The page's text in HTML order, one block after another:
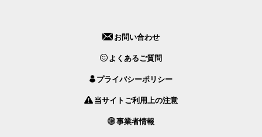
お問い合わせ
よくあるご質問
プライバシーポリシー
当サイトご利用上の注意
事業者情報